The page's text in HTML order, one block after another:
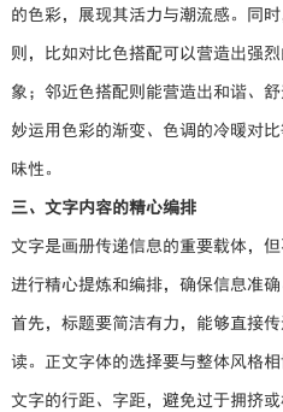
的色彩，展现其活力与潮流感。同
则，比如对比色搭配可以营造出强
象；邻近色搭配则能营造出和谐、
妙运用色彩的渐变、色调的冷暖对
味性。
三、文字内容的精心编排
文字是画册传递信息的重要载体，
进行精心提炼和编排，确保信息准确
首先，标题要简洁有力，能够直接
读。正文字体的选择要与整体风格
文字的行距、字距，避免过于拥挤